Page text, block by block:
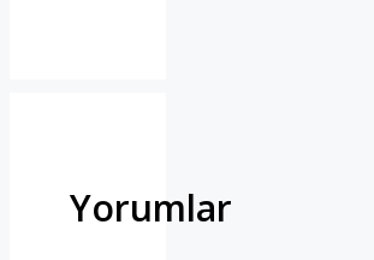
Yorumlar